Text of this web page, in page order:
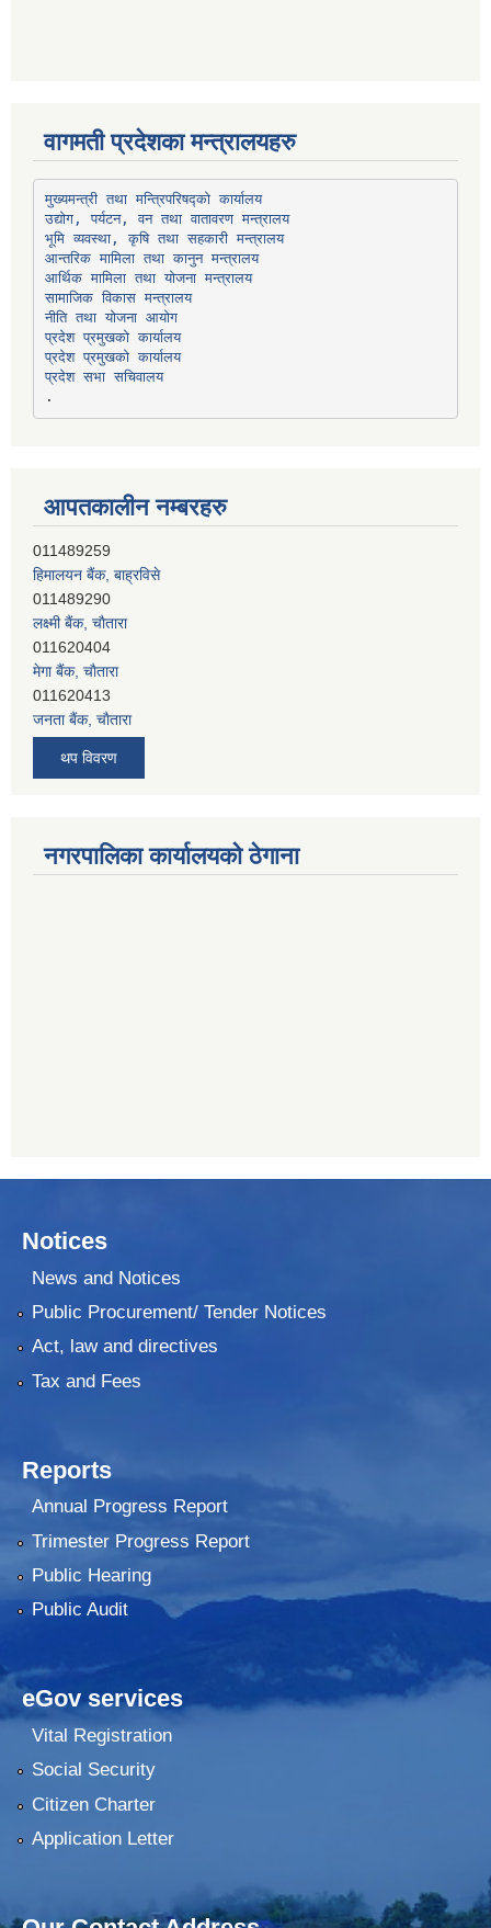
वागमती प्रदेशका मन्त्रालयहरु
मुख्यमन्त्री तथा मन्त्रिपरिषद्को कार्यालय
उद्योग, पर्यटन, वन तथा वातावरण मन्त्रालय
भूमि व्यवस्था, कृषि तथा सहकारी मन्त्रालय
आन्तरिक मामिला तथा कानुन मन्त्रालय
आर्थिक मामिला तथा योजना मन्त्रालय
सामाजिक विकास मन्त्रालय
नीति तथा योजना आयोग
प्रदेश प्रमुखको कार्यालय
प्रदेश प्रमुखको कार्यालय
प्रदेश सभा सचिवालय
आपतकालीन नम्बरहरु
हिमालयन बैंक, बाह्रविसे
011489290
लक्ष्मी बैंक, चाैतारा
011620404
मेगा बैंक, चाैतारा
011620413
जनता बैंक, चाैतारा
011620406
देव विकास बैंक, बाह्रविसे
सिभिल बैंक, मेलम्ची
011401055
थप विवरण
नगरपालिका कार्यालयको ठेगाना
Notices
News and Notices
Public Procurement/ Tender Notices
Act, law and directives
Tax and Fees
Reports
Annual Progress Report
Trimester Progress Report
Public Hearing
Public Audit
eGov services
Vital Registration
Social Security
Citizen Charter
Application Letter